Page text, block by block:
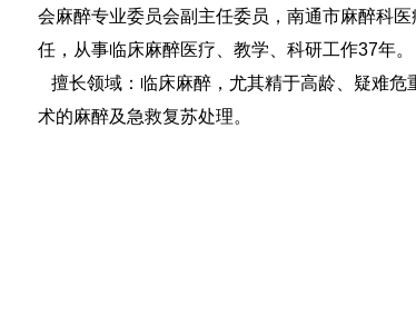
会麻醉专业委员会副主任委员，南通市麻醉科
任，从事临床麻醉医疗、教学、科研工作37年。
擅长领域：临床麻醉，尤其精于高龄、疑难危
术的麻醉及急救复苏处理。